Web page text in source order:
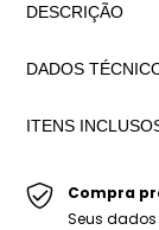
DESCRIÇÃO
Colar com
do outro, no
DADOS
43cm x Maior
ITENS
-Embalagem
Compra
Seus